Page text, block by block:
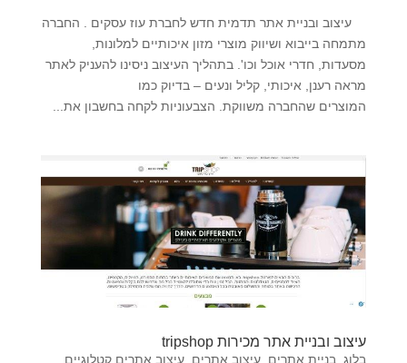
עיצוב ובניית אתר תדמית חדש לחברת עוז עסקים . החברה
מתמחה בייבוא ושיווק מוצרי מזון איכותיים למלונות,
מסעדות, חדרי אוכל וכו'. בתהליך העיצוב ניסינו להעניק לאתר
מראה רענן, איכותי, קליל ונעים – בדיוק כמו
המוצרים שהחברה משווקת. הצבעוניות לקחה בחשבון את...
עיצוב ובניית אתר מכירות tripshop
בלוג, בניית אתרים עיצוב אתרים עיצוב אתרים קטלוגיים